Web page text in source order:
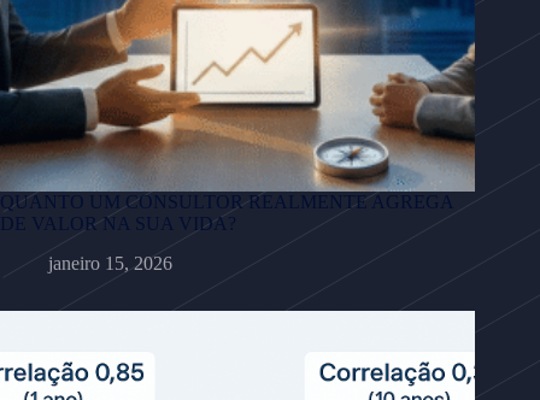
QUANTO UM CONSULTOR REALMENTE AGREGA
DE VALOR NA SUA VIDA?
janeiro 15, 2026